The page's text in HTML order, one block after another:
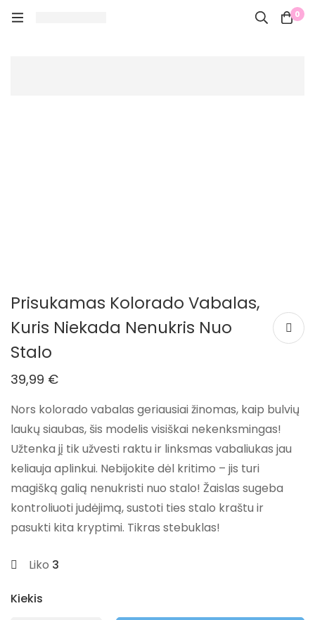
0
Prisukamas Kolorado Vabalas,
Kuris Niekada Nenukris Nuo
Stalo
39,99 €
Nors kolorado vabalas geriausiai žinomas, kaip bulvių
laukų siaubas, šis modelis visiškai nekenksmingas!
Užtenka jį tik užvesti raktu ir linksmas vabaliukas jau
keliauja aplinkui. Nebijokite dėl kritimo – jis turi
magišką galią nenukristi nuo stalo! Žaislas sugeba
kontroliuoti judėjimą, sustoti ties stalo kraštu ir
pasukti kita kryptimi. Tikras stebuklas!
Liko 3
Kiekis